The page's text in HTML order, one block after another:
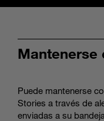
Mantenerse
Puede mantenerse
Stories a través de
enviadas a su